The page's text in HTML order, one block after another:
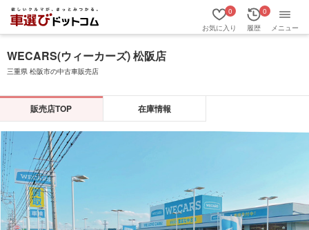
お気に入り
0
履歴
0
メニュー
WECARS(ウィーカーズ) 松阪店
三重県 松阪市の中古車販売店
販売店TOP 在庫情報